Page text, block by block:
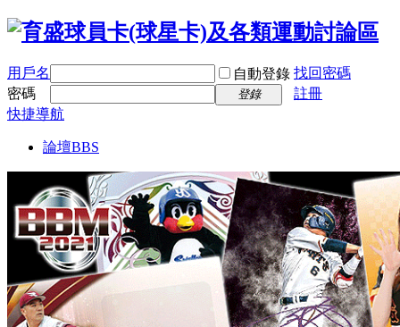
用戶名 自動登錄 找回密碼
密碼
登錄
註冊
快捷導航
論壇BBS